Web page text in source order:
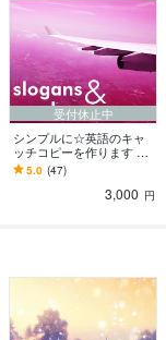
受付休止中
シンプルに☆英語のキャ
ッチコピーを作ります 日
本語のキャッチコピーを
英語にしたい時に！
5.0 (47)
3,000 円